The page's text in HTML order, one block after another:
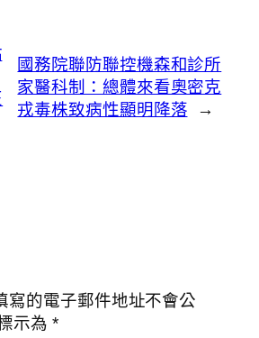
國務院聯防聯控機森和診所
家醫科制：總體來看奧密克
戎毒株致病性顯明降落
→
寫的電子郵件地址不會公
示為 *